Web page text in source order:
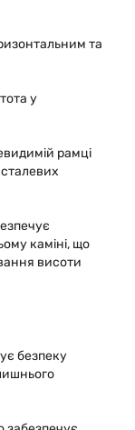
та
у
рамці
каміні, що
висоти
безпеку